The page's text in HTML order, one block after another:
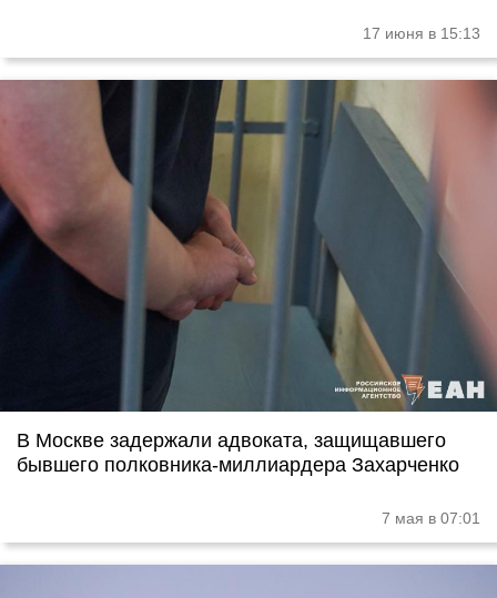
17 июня в 15:13
В Москве задержали адвоката, защищавшего
бывшего полковника-миллиардера Захарченко
7 мая в 07:01